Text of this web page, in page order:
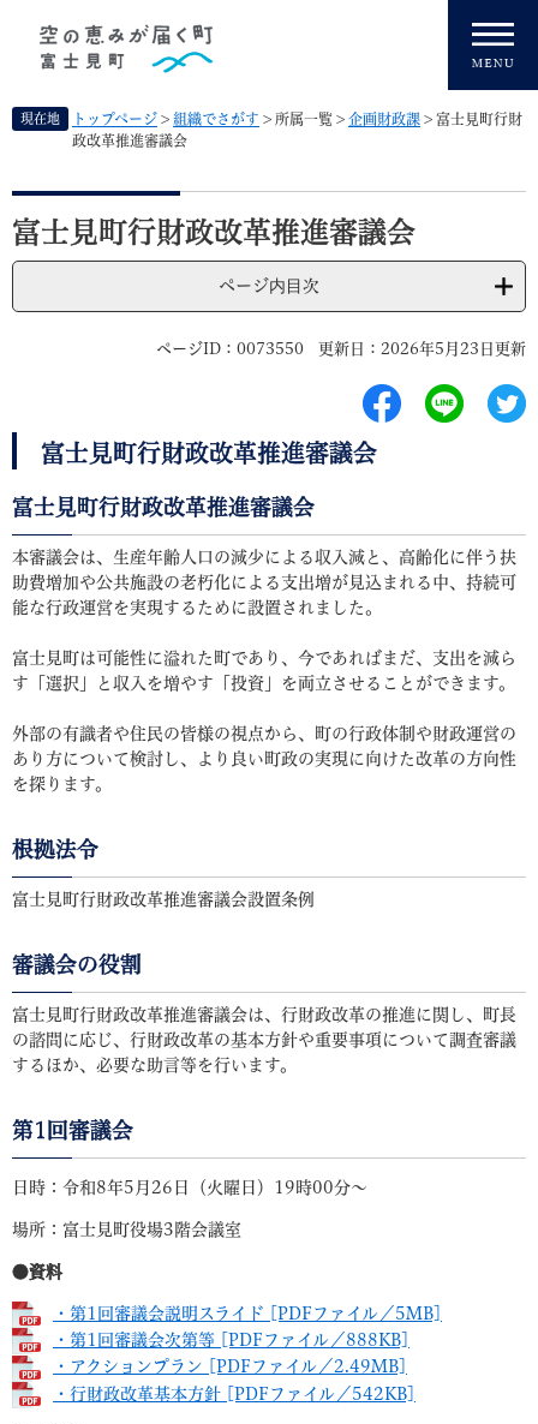
先
す
現在地 トップページ > 組織でさがす > 所属一覧 > 企画財政課 > 富士見町行財
政改革推進審議会
本
文
富士見町行財政改革推進審議会
ページ内目次
ページID：0073550 更新日：2026年5月23日更新
富士見町行財政改革推進審議会
富士見町行財政改革推進審議会
本審議会は、生産年齢人口の減少による収入減と、高齢化に伴う扶
助費増加や公共施設の老朽化による支出増が見込まれる中、持続可
能な行政運営を実現するために設置されました。
富士見町は可能性に溢れた町であり、今であればまだ、支出を減ら
す「選択」と収入を増やす「投資」を両立させることができます。
外部の有識者や住民の皆様の視点から、町の行政体制や財政運営の
あり方について検討し、より良い町政の実現に向けた改革の方向性
を探ります。
根拠法令
富士見町行財政改革推進審議会設置条例
審議会の役割
富士見町行財政改革推進審議会は、行財政改革の推進に関し、町長
の諮問に応じ、行財政改革の基本方針や重要事項について調査審議
するほか、必要な助言等を行います。
第1回審議会
日時：令和8年5月26日（火曜日）19時00分～
場所：富士見町役場3階会議室
●資料
・第1回審議会説明スライド [PDFファイル／5MB]
・第1回審議会次第等 [PDFファイル／888KB]
・アクションプラン [PDFファイル／2.49MB]
・行財政改革基本方針 [PDFファイル／542KB]